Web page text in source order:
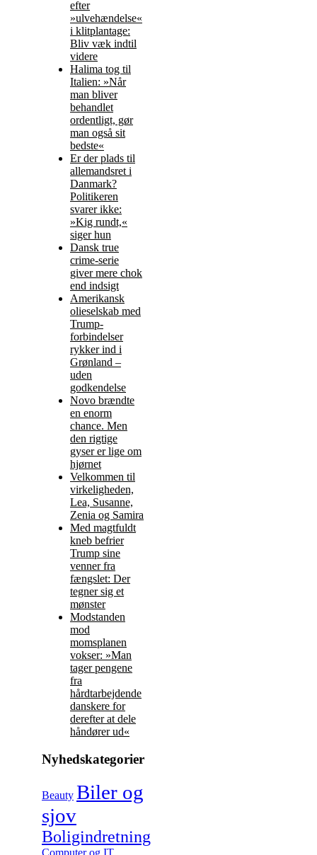
efter
»ulvehændelse«
i klitplantage:
Bliv væk indtil
videre
Halima tog til
Italien: »Når
man bliver
behandlet
ordentligt, gør
man også sit
bedste«
Er der plads til
allemandsret i
Danmark?
Politikeren
svarer ikke:
»Kig rundt,«
siger hun
Dansk true
crime-serie
giver mere chok
end indsigt
Amerikansk
olieselskab med
Trump-
forbindelser
rykker ind i
Grønland –
uden
godkendelse
Novo brændte
en enorm
chance. Men
den rigtige
gyser er lige om
hjørnet
Velkommen til
virkeligheden,
Lea, Susanne,
Zenia og Samira
Med magtfuldt
kneb befrier
Trump sine
venner fra
fængslet: Der
tegner sig et
mønster
Modstanden
mod
momsplanen
vokser: »Man
tager pengene
fra
hårdtarbejdende
danskere for
derefter at dele
håndører ud«
Nyhedskategorier
Beauty Biler og
sjov
Boligindretning
Computer og IT